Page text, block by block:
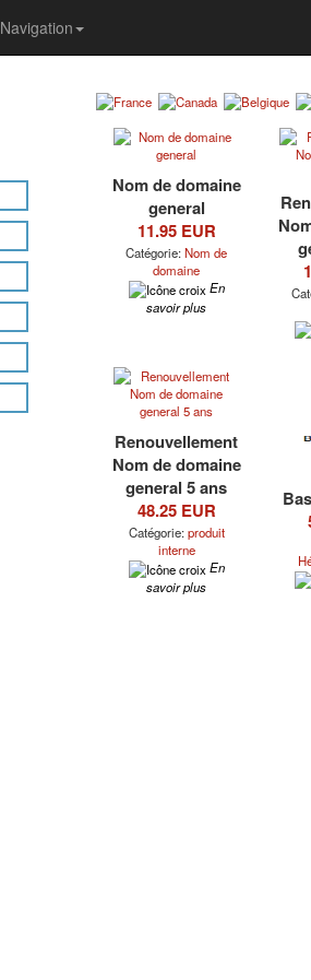
Navigation
Nom de domaine
general
11.95 EUR
Catégorie:Nom de
domaine
En
savoir plus
Renouvellement
Nom de domaine
general 5 ans
48.25 EUR
Catégorie:produit
interne
En
savoir plus